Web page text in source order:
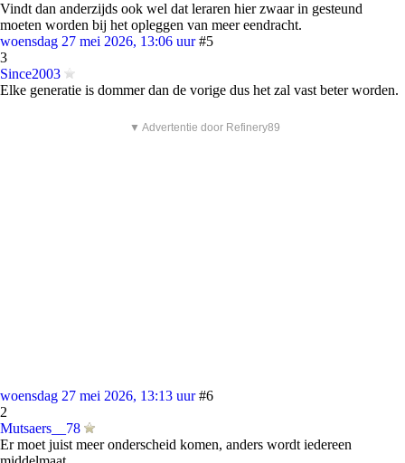
Vindt dan anderzijds ook wel dat leraren hier zwaar in gesteund
moeten worden bij het opleggen van meer eendracht.
woensdag 27 mei 2026, 13:06 uur #5
3
Since2003
Elke generatie is dommer dan de vorige dus het zal vast beter worden.
▼ Advertentie door Refinery89
woensdag 27 mei 2026, 13:13 uur #6
2
Mutsaers__78
Er moet juist meer onderscheid komen, anders wordt iedereen